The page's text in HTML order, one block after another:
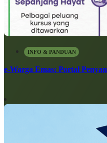
INFO & PANDUAN
e-Warga Emas: Portal